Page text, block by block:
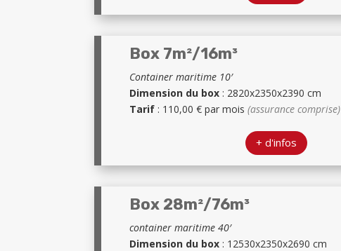
Box 7m²/16m³
Container maritime 10′
Dimension du box : 2820x2350x2390 cm
Tarif : 110,00 € par mois(assurance comprise)
+ d'infos
Box 28m²/76m³
container maritime 40′
Dimension du box : 12530x2350x2690 cm